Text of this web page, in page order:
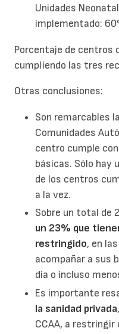
Unidades
implementado:
Porcentaje de centros
cumpliendo las tres
Otras conclusiones:
Son remarcables
Comunidades
centro cumple
básicas. Sólo hay
de los centros
a la vez.
Sobre un total de
un 23% que
restringido, en
acompañar a sus
día o incluso
Es importante
la sanidad privada
CCAA, a restringir